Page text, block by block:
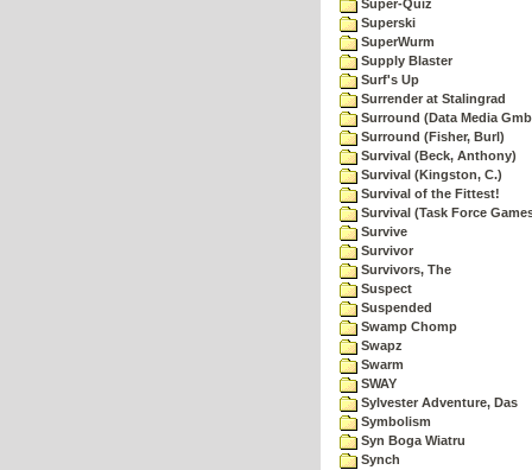
Super-Quiz
Superski
SuperWurm
Supply Blaster
Surf's Up
Surrender at Stalingrad
Surround (Data Media
Surround (Fisher, Burl)
Survival (Beck, Anthony)
Survival (Kingston, C.)
Survival of the Fittest!
Survival (Task Force
Survive
Survivor
Survivors, The
Suspect
Suspended
Swamp Chomp
Swapz
Swarm
SWAY
Sylvester Adventure, Das
Symbolism
Syn Boga Wiatru
Synch